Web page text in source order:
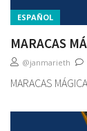
ESPAÑOL
MARACAS
@janmarieth
MARACAS